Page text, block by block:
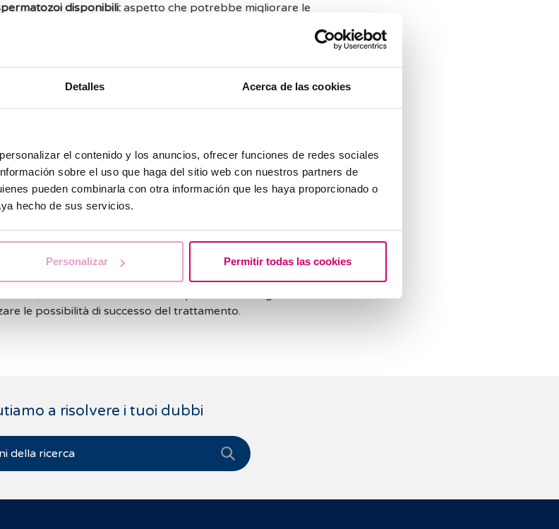
Detalles Acerca de las cookies
el contenido y los anuncios, ofrecer funciones de redes sociales
sobre el uso que haga del sitio web con nuestros partners de
pueden combinarla con otra información que les haya proporcionado o
hecho de sus servicios.
Personalizar Permitir todas las cookies
disponibili: aspetto che potrebbe migliorare le
evitare i rapporti sessuali?
cui:
specialista in procreazione medicalmente assistita
evitare i rapporti sessuali.
se si presentano dolori pelvici o leggere perdite di
attendere che i sintomi scompaiano prima di
è seguire le indicazioni specifiche del proprio specialista in
le possibilità di successo del trattamento.
a risolvere i tuoi dubbi